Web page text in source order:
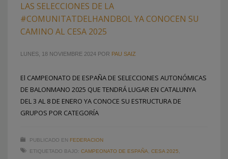
LAS SELECCIONES DE LA
#COMUNITATDELHANDBOL YA CONOCEN SU
CAMINO AL CESA 2025
LUNES, 18 NOVIEMBRE 2024 POR PAU SAIZ
El CAMPEONATO DE ESPAÑA DE SELECCIONES AUTONÓMICAS
DE BALONMANO 2025 QUE TENDRÁ LUGAR EN CATALUNYA
DEL 3 AL 8 DE ENERO YA CONOCE SU ESTRUCTURA DE
GRUPOS POR CATEGORÍA
PUBLICADO EN FEDERACION
ETIQUETADO BAJO: CAMPEONATO DE ESPAÑA CESA 2025